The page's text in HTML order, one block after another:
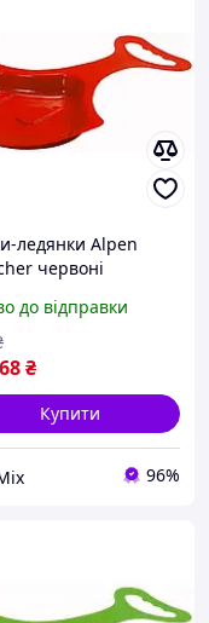
ледянки Alpen
червоні
до відправки
₴
Купити
96%